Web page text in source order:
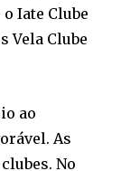
Iate Clube
Vela Clube
ao
As
No